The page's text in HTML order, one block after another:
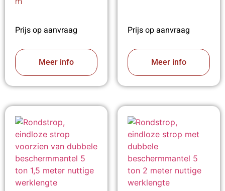
Prijs op aanvraag
Meer info
Prijs op aanvraag
Meer info